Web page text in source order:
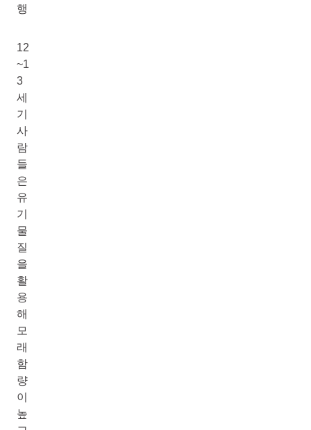
행
12
~1
3
세
기
사
람
들
은
유
기
물
질
을
활
용
해
모
래
함
량
이
높